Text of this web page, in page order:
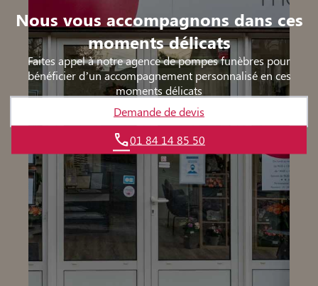
Nous vous accompagnons dans ces
moments délicats
Faites appel à notre agence de pompes funèbres pour
bénéficier d’un accompagnement personnalisé en ces
moments délicats
Demande de devis
01 84 14 85 50